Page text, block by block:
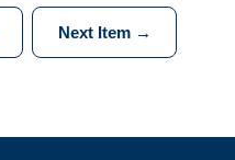
Next Item →